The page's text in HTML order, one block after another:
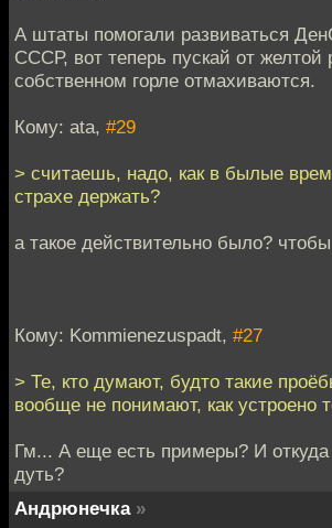
А штаты помогали развиваться
СССР, вот теперь пускай от желтой
собственном горле отмахиваются.
Кому: ata, #29
> считаешь, надо, как в былые
страхе держать?
а такое действительно было?
Кому: Kommienezuspadt, #27
> Те, кто думают, будто такие
вообще не понимают, как устроено
Гм... А еще есть примеры? И откуда
дуть?
Андрюнечка »